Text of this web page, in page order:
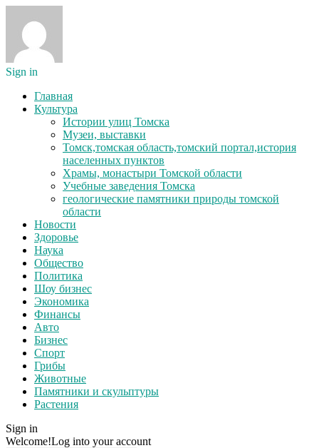
Sign in
Главная
Культура
Истории улиц Томска
Музеи, выставки
Томск,томская область,томский портал,история
населенных пунктов
Храмы, монастыри Томской области
Учебные заведения Томска
геологические памятники природы томской
области
Новости
Здоровье
Наука
Общество
Политика
Шоу бизнес
Экономика
Финансы
Авто
Бизнес
Спорт
Грибы
Животные
Памятники и скульптуры
Растения
Sign in
Welcome!Log into your account